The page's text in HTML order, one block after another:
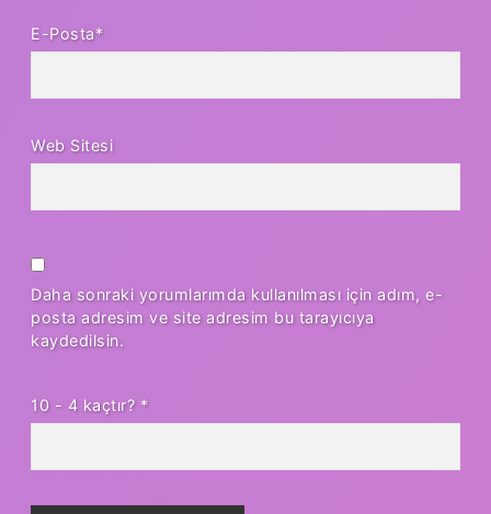
E-Posta*
Web Sitesi
Daha sonraki yorumlarımda kullanılması için adım, e-
posta adresim ve site adresim bu tarayıcıya
kaydedilsin.
10 - 4 kaçtır? *